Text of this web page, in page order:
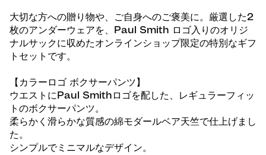
大切な方への贈り物や、ご自身へのご褒美に。厳選した2
枚のアンダーウェアを、Paul Smith ロゴ入りのオリジ
ナルサックに収めたオンラインショップ限定の特別なギフ
トセットです。
【カラーロゴ ボクサーパンツ】
ウエストにPaul Smithロゴを配した、レギュラーフィッ
トのボクサーパンツ。
柔らかく滑らかな質感の綿モダールベア天竺で仕上げまし
た。
シンプルでミニマルなデザイン。